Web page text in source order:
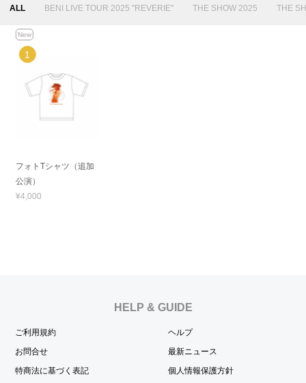
ALL BENI LIVE TOUR 2025 "REVERIE" THE SHOW 2025 THE
New
フォトTシャツ（追加
公演）
¥4,000
HELP & GUIDE
ご利用規約
ヘルプ
お問合せ
最新ニュース
特商法に基づく表記
個人情報保護方針